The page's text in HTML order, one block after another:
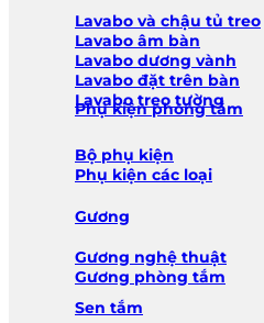
Lavabo và chậu tủ treo
Lavabo âm bàn
Lavabo dương vành
Lavabo đặt trên bàn
Lavabo treo tường
Phụ kiện phòng tắm
Bộ phụ kiện
Phụ kiện các loại
Gương
Gương nghệ thuật
Gương phòng tắm
Sen tắm